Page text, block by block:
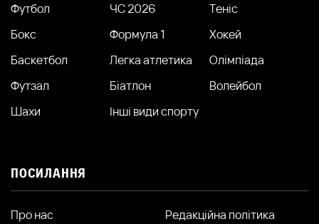
Футбол ЧС 2026
Теніс
Бокс
Формула 1
Хокей
Баскетбол
Легка атлетика
Олімпіада
Футзал
Біатлон
Волейбол
Шахи
Інші види спорту
ПОСИЛАННЯ
Про нас
Редакційна політика